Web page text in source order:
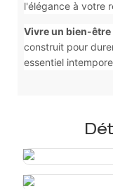
l'élégance à votre
Vivre un bien-
construit pour
essentiel